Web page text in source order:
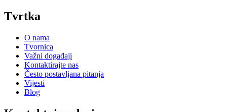
Tvrtka
O nama
Tvornica
Važni događaji
Kontaktirajte nas
Često postavljana pitanja
Vijesti
Blog